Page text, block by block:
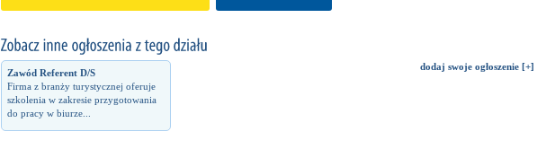
Zawód Referent D/S
Firma z branży turystycznej oferuje
szkolenia w zakresie przygotowania
do pracy w biurze...
dodaj swoje ogłoszenie [+]